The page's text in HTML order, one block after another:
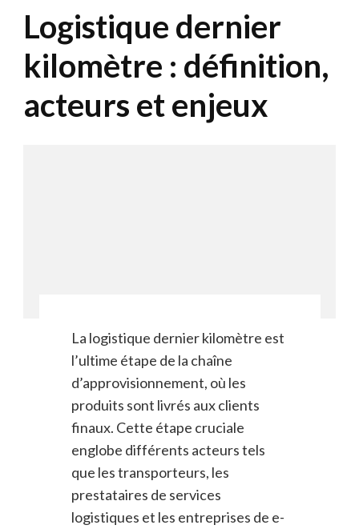
Logistique dernier
kilomètre : définition,
acteurs et enjeux
La logistique dernier kilomètre est
l’ultime étape de la chaîne
d’approvisionnement, où les
produits sont livrés aux clients
finaux. Cette étape cruciale
englobe différents acteurs tels
que les transporteurs, les
prestataires de services
logistiques et les entreprises de e-